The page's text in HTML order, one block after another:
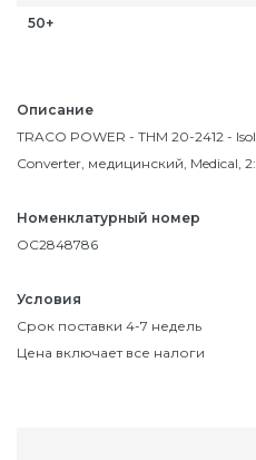
Описание
TRACO POWER - THM 20-2412 -
Converter, медицинский, Medical,
Номенклатурный номер
OC2848786
Условия
Срок поставки 4-7 недель
Цена включает все налоги
50+